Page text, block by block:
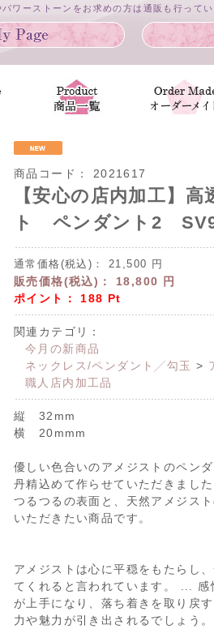
ーストーンをお求めの方は通販も行ってい
商品コード： 2021617
【安心の店内加工】
ト ペンダント2
通常価格(税込)： 21,500 円
販売価格(税込)： 18,800 円
ポイント： 188 Pt
関連カテゴリ：
今月の新商品
ネックレス/ペンダント╱勾玉 >
職人店内加工品
縦 32mm
横 20mmm
優しい色合いのアメジストのペンダ
丹精込めて作らせていただきました
つるつるの表面と、天然アメジス
いただきたい商品です。
アメジストは心に平穏をもたらし
てくれると言われています。 ... 感
が上手になり、落ち着きを取り戻
力や魅力が引き出されるでしょう